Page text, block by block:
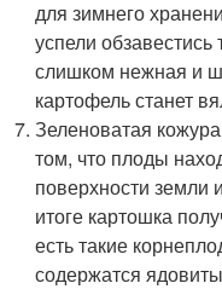
для зимнего
успели
слишком нежная и
картофель станет
Зеленоватая
том, что плоды
поверхности земли
итоге картошка
есть такие
содержатся